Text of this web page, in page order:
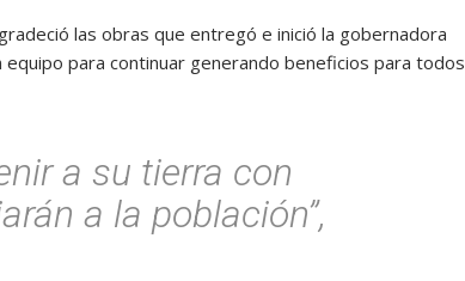
las obras que entregó e inició la gobernadora
para continuar generando beneficios para todos
a su tierra con
a la población”,